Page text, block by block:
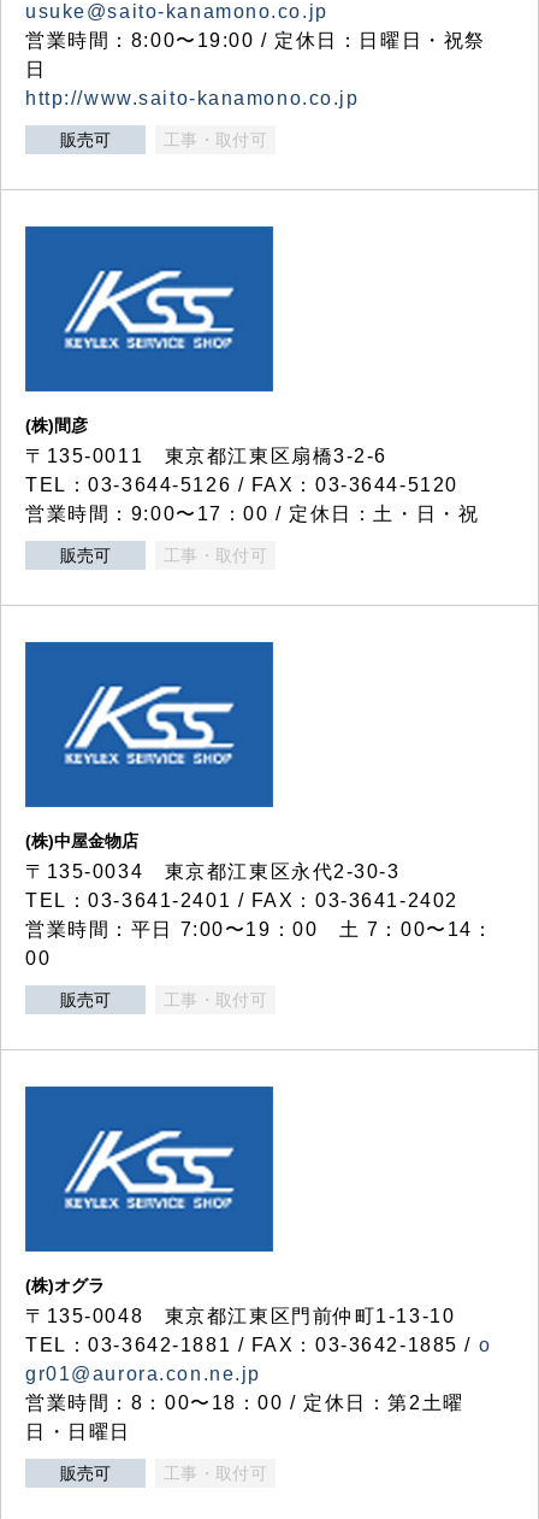
usuke@saito-kanamono.co.jp
営業時間：8:00〜19:00 / 定休日：日曜日・祝祭
日
http://www.saito-kanamono.co.jp
販売可 工事・取付可
(株)間彦
〒135-0011 東京都江東区扇橋3-2-6
TEL：03-3644-5126 / FAX：03-3644-5120
営業時間：9:00〜17：00 / 定休日：土・日・祝
販売可 工事・取付可
(株)中屋金物店
〒135-0034 東京都江東区永代2-30-3
TEL：03-3641-2401 / FAX：03-3641-2402
営業時間：平日 7:00〜19：00 土 7：00〜14：
00
販売可 工事・取付可
(株)オグラ
〒135-0048 東京都江東区門前仲町1-13-10
TEL：03-3642-1881 / FAX：03-3642-1885 / o
gr01@aurora.con.ne.jp
営業時間：8：00〜18：00 / 定休日：第2土曜
日・日曜日
販売可 工事・取付可